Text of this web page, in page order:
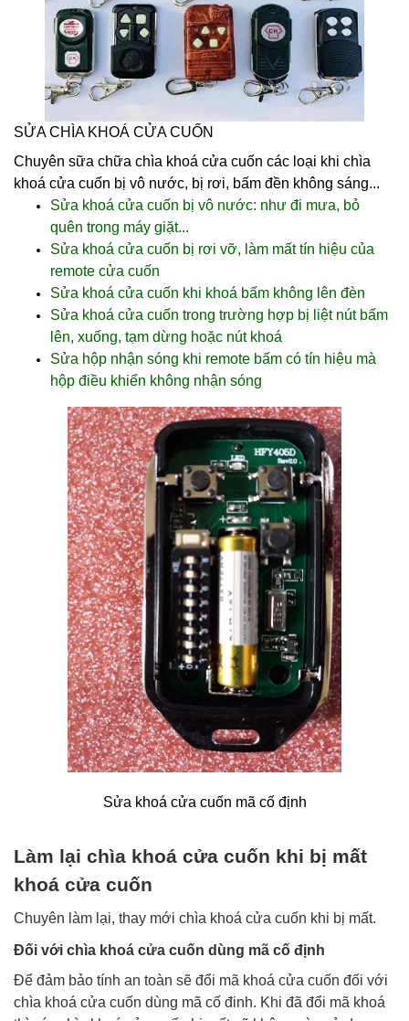
SỬA CHÌA KHOÁ CỬA CUỐN
Chuyên sữa chữa chìa khoá cửa cuốn các loại khi chìa
khoá cửa cuốn bị vô nước, bị rơi, bấm đền không sáng...
Sửa khoá cửa cuốn bị vô nước: như đi mưa, bỏ
quên trong máy giặt...
Sửa khoá cửa cuốn bị rơi vỡ, làm mất tín hiệu của
remote cửa cuốn
Sửa khoá cửa cuốn khi khoá bấm không lên đèn
Sửa khoá cửa cuốn trong trường hợp bị liệt nút bấm
lên, xuống, tạm dừng hoặc nút khoá
Sửa hộp nhận sóng khi remote bấm có tín hiệu mà
hộp điều khiển không nhận sóng
Sửa khoá cửa cuốn mã cố định
Làm lại chìa khoá cửa cuốn khi bị mất
khoá cửa cuốn
Chuyên làm lại, thay mới chìa khoá cửa cuốn khi bị mất.
Đối với chìa khoá cửa cuốn dùng mã cố định
Để đảm bảo tính an toàn sẽ đổi mã khoá cửa cuốn đối với
chìa khoá cửa cuốn dùng mã cố đinh. Khi đã đổi mã khoá